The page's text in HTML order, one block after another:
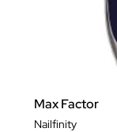
Max Factor
Nailfinity